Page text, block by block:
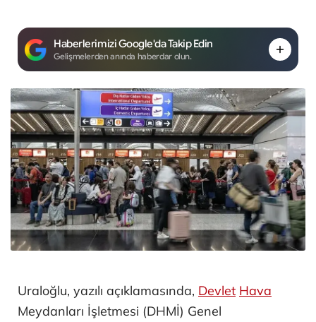
Haberlerimizi Google'da Takip Edin
Gelişmelerden anında haberdar olun.
Uraloğlu, yazılı açıklamasında, Devlet Hava
Meydanları İşletmesi (DHMİ) Genel